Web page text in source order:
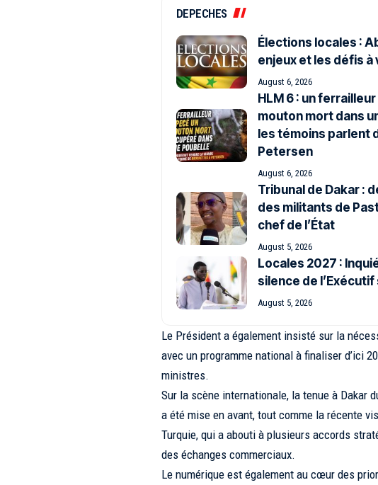
DEPECHES
Élections locales :
enjeux et les défis à
August 6, 2026
HLM 6 : un
mouton mort dans
les témoins parlent
Petersen
August 6, 2026
Tribunal de Dakar :
des militants de
chef de l’État
August 5, 2026
Locales 2027 :
silence de
August 5, 2026
Le Président a également insisté sur la
avec un programme national à finaliser d’ici
ministres.
Sur la scène internationale, la tenue à Dakar
a été mise en avant, tout comme la récente
Turquie, qui a abouti à plusieurs accords
des échanges commerciaux.
Le numérique est également au cœur des